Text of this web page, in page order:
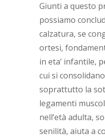
Giunti a questo
possiamo
calzatura, se
ortesi,
in eta’ infantile,
cui si
soprattutto la
legamenti
nell’età adulta,
senilità, aiuta a